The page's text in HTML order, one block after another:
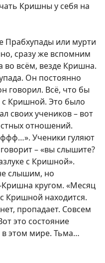
Кришны у себя на
Прабхупады или мурти
сразу же вспомним
всём, везде Кришна.
Он постоянно
говорил. Всё, что бы
с Кришной. Это было
своих учеников – вот
отношений.
Ученики гуляют
– «вы слышите?
с Кришной».
слышим, но
кругом. «Месяц
Кришной находится.
пропадает. Совсем
это состояние
этом мире. Тьма…